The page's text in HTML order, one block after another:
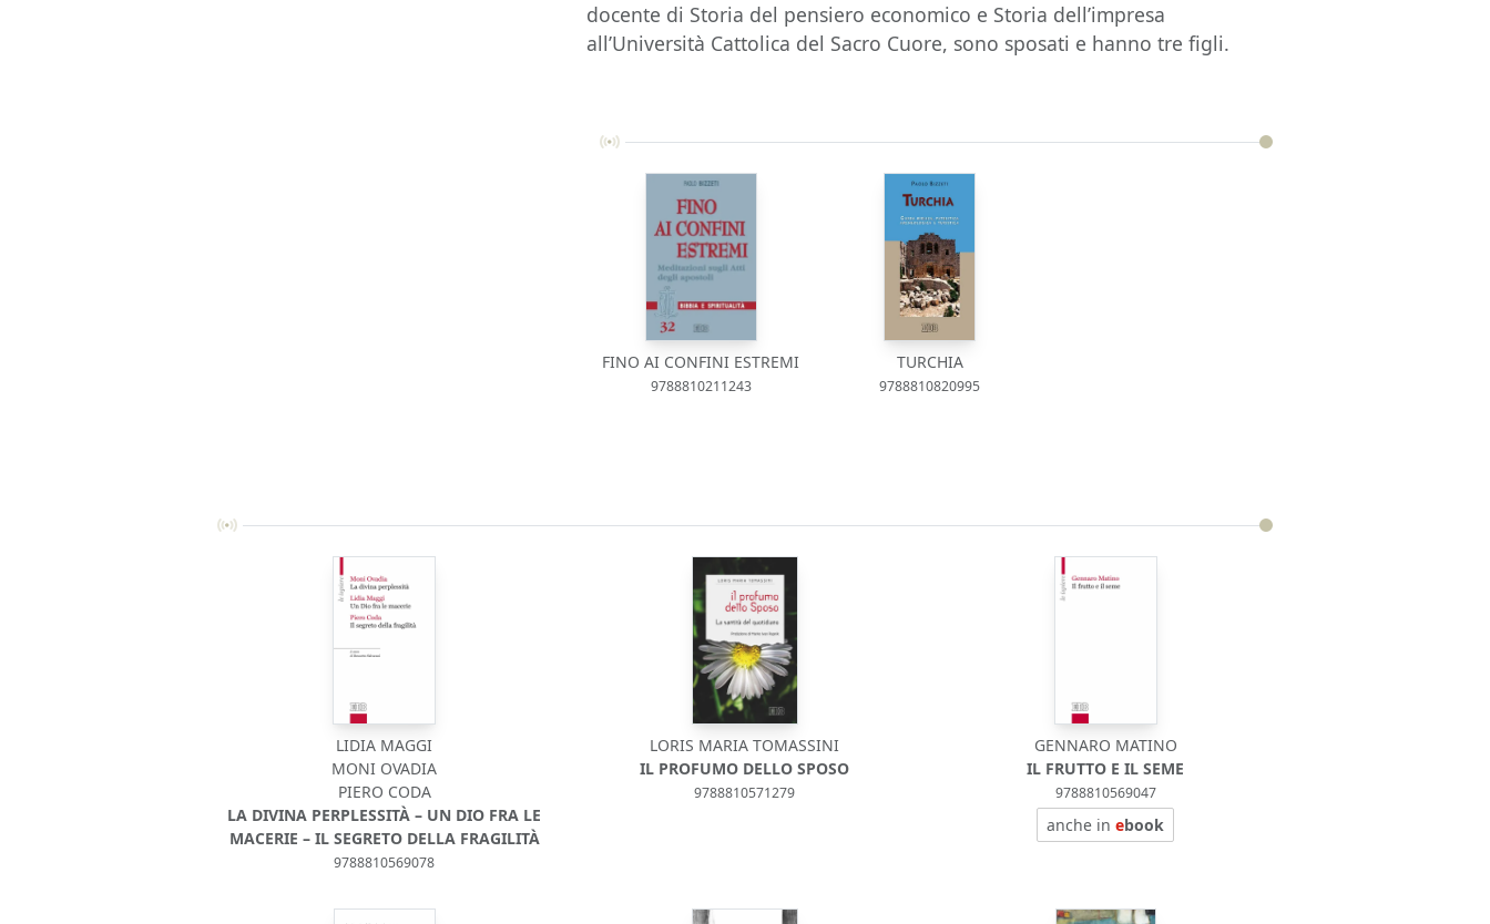
docente di Storia del pensiero economico e Storia dell’impresa
all’Università Cattolica del Sacro Cuore, sono sposati e hanno tre figli.
FINO AI CONFINI ESTREMI
9788810211243
TURCHIA
9788810820995
LIDIA MAGGI
MONI OVADIA
PIERO CODA
LA DIVINA PERPLESSITÀ – UN DIO FRA LE
MACERIE – IL SEGRETO DELLA FRAGILITÀ
9788810569078
LORIS MARIA TOMASSINI
IL PROFUMO DELLO SPOSO
9788810571279
GENNARO MATINO
IL FRUTTO E IL SEME
9788810569047
anche inebook